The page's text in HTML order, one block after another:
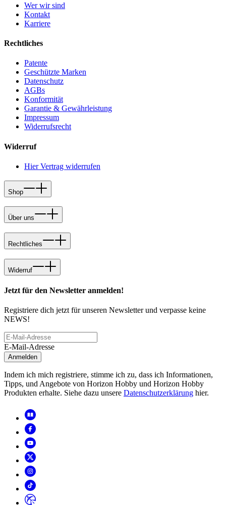
Wer wir sind
Kontakt
Karriere
Rechtliches
Patente
Geschützte Marken
Datenschutz
AGBs
Konformität
Garantie & Gewährleistung
Impressum
Widerrufsrecht
Widerruf
Hier Vertrag widerrufen
Shop
Über uns
Rechtliches
Widerruf
Jetzt für den Newsletter anmelden!
Registriere dich jetzt für unseren Newsletter und verpasse keine
NEWS!
E-Mail-Adresse
Anmelden
Indem ich mich registriere, stimme ich zu, dass ich Informationen,
Tipps, und Angebote von Horizon Hobby und Horizon Hobby
Produkten erhalte. Siehe dazu unsere Datenschutzerklärung hier.